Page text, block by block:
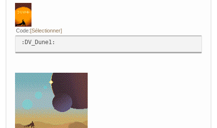
Code Sélectionner
:DV_Dune1: